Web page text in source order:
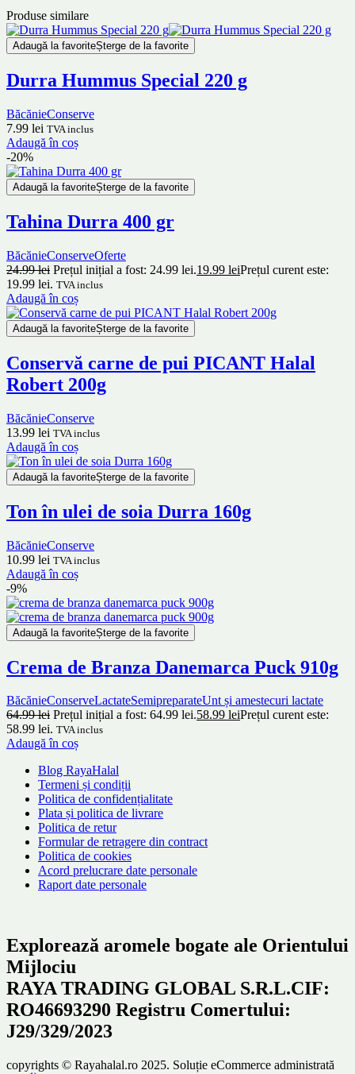
Produse similare
Adaugă la favoriteȘterge de la favorite
Durra Hummus Special 220 g
BăcănieConserve
7.99 lei TVA inclus
Adaugă în coș
-20%
Adaugă la favoriteȘterge de la favorite
Tahina Durra 400 gr
BăcănieConserveOferte
24.99lei Prețul inițial a fost: 24.99 lei.19.99 leiPrețul curent este:
19.99 lei. TVA inclus
Adaugă în coș
Adaugă la favoriteȘterge de la favorite
Conservă carne de pui PICANT Halal
Robert 200g
BăcănieConserve
13.99 lei TVA inclus
Adaugă în coș
Adaugă la favoriteȘterge de la favorite
Ton în ulei de soia Durra 160g
BăcănieConserve
10.99 lei TVA inclus
Adaugă în coș
-9%
Adaugă la favoriteȘterge de la favorite
Crema de Branza Danemarca Puck 910g
BăcănieConserveLactateSemipreparateUnt și amestecuri lactate
64.99lei Prețul inițial a fost: 64.99 lei.58.99 leiPrețul curent este:
58.99 lei. TVA inclus
Adaugă în coș
Blog RayaHalal
Termeni și condiții
Politica de confidențialitate
Plata și politica de livrare
Politica de retur
Formular de retragere din contract
Politica de cookies
Acord prelucrare date personale
Raport date personale
Explorează aromele bogate ale Orientului
Mijlociu
RAYA TRADING GLOBAL S.R.L.CIF:
RO46693290 Registru Comertului:
J29/329/2023
copyrights © Rayahalal.ro 2025. Soluție eCommerce administrată